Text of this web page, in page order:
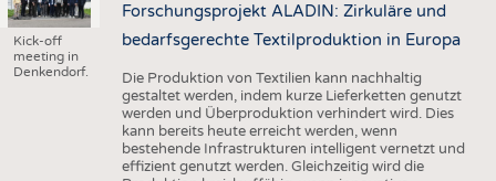
Kick-off
meeting in
Denkendorf.
Forschungsprojekt ALADIN: Zirkuläre und
bedarfsgerechte Textilproduktion in Europa
Die Produktion von Textilien kann nachhaltig
gestaltet werden, indem kurze Lieferketten genutzt
werden und Überproduktion verhindert wird. Dies
kann bereits heute erreicht werden, wenn
bestehende Infrastrukturen intelligent vernetzt und
effizient genutzt werden. Gleichzeitig wird die